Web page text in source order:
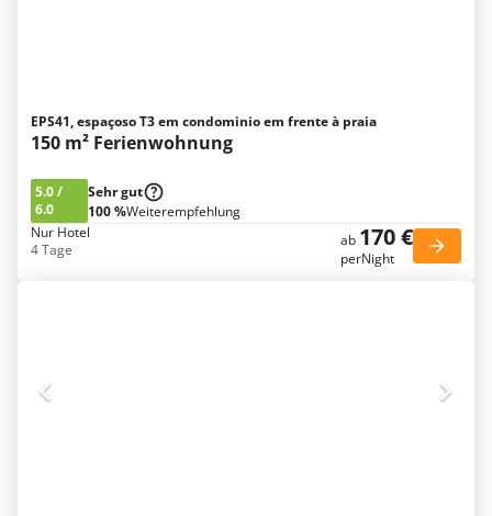
EPS41, espaçoso T3 em condominio em frente à praia
150 m² Ferienwohnung
5.0/
6.0
Sehr gut
100 %Weiterempfehlung
Nur Hotel
4 Tage
ab 170 €
perNight